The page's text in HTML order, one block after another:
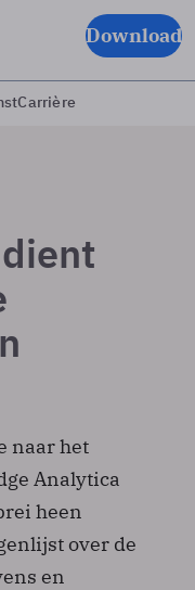
Download
Carrière
naar het
Analytica
heen
over de
en